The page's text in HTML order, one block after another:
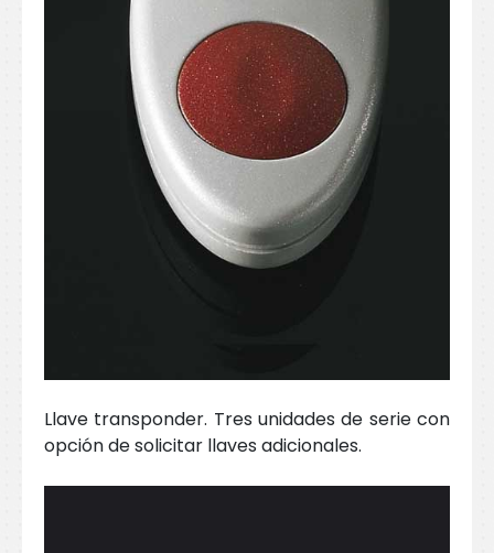
Llave transponder. Tres unidades de serie con
opción de solicitar llaves adicionales.